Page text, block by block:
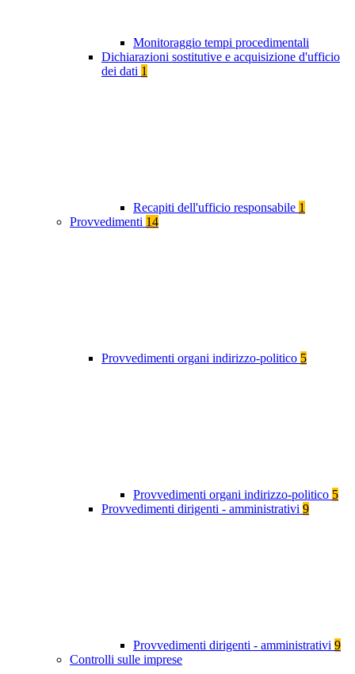
Monitoraggio tempi procedimentali
Dichiarazioni sostitutive e acquisizione d'ufficio
dei dati 1
Recapiti dell'ufficio responsabile 1
Provvedimenti 14
Provvedimenti organi indirizzo-politico 5
Provvedimenti organi indirizzo-politico 5
Provvedimenti dirigenti - amministrativi 9
Provvedimenti dirigenti - amministrativi 9
Controlli sulle imprese